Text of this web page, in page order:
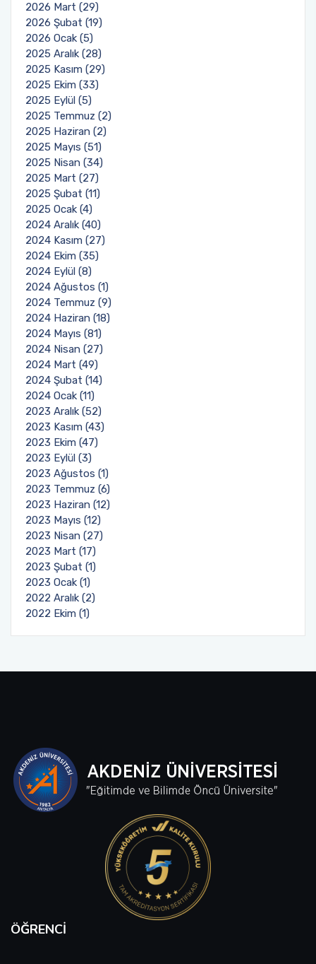
2026 Mart (29)
2026 Şubat (19)
2026 Ocak (5)
2025 Aralık (28)
2025 Kasım (29)
2025 Ekim (33)
2025 Eylül (5)
2025 Temmuz (2)
2025 Haziran (2)
2025 Mayıs (51)
2025 Nisan (34)
2025 Mart (27)
2025 Şubat (11)
2025 Ocak (4)
2024 Aralık (40)
2024 Kasım (27)
2024 Ekim (35)
2024 Eylül (8)
2024 Ağustos (1)
2024 Temmuz (9)
2024 Haziran (18)
2024 Mayıs (81)
2024 Nisan (27)
2024 Mart (49)
2024 Şubat (14)
2024 Ocak (11)
2023 Aralık (52)
2023 Kasım (43)
2023 Ekim (47)
2023 Eylül (3)
2023 Ağustos (1)
2023 Temmuz (6)
2023 Haziran (12)
2023 Mayıs (12)
2023 Nisan (27)
2023 Mart (17)
2023 Şubat (1)
2023 Ocak (1)
2022 Aralık (2)
2022 Ekim (1)
ÖĞRENCI